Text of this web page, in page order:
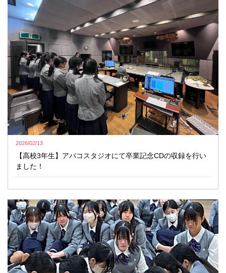
2026/02/13
【高校3年生】アバコスタジオにて卒業記念CDの収録を行い
ました！